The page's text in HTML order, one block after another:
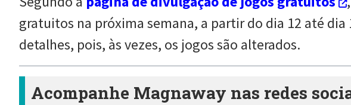
gratuitos na próxima semana, a partir do dia 12 até dia
detalhes, pois, às vezes, os jogos são alterados.
Acompanhe Magnaway nas redes